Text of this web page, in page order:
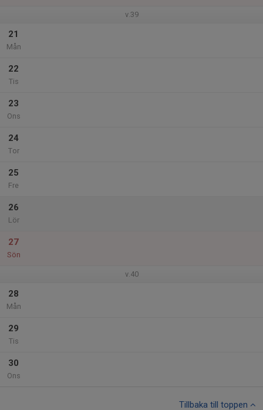
v.39
21
Mån
22
Tis
23
Ons
24
Tor
25
Fre
26
Lör
27
Sön
v.40
28
Mån
29
Tis
30
Ons
Tillbaka till toppen